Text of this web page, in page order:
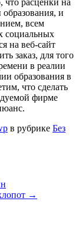
и
всем
социальных
на веб-сайт
заказ, для того
в реалии
образования в
что сделать
фирме
в рубрике Без
→